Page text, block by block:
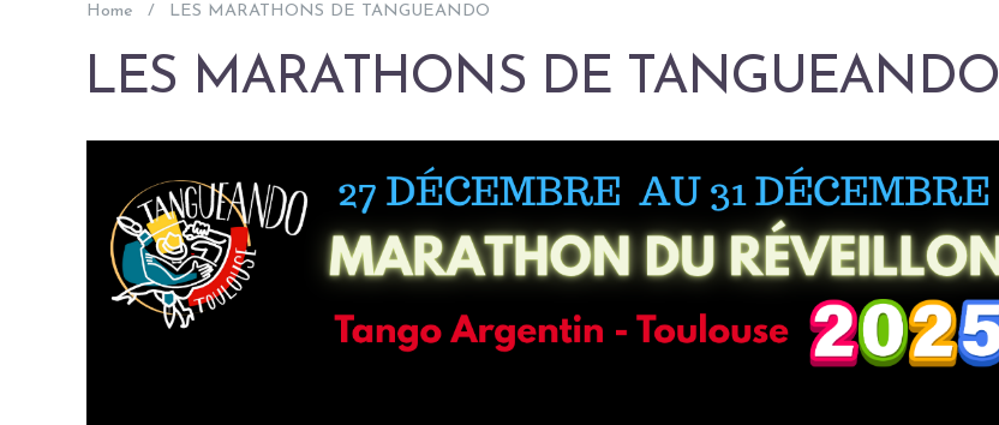
Home LES MARATHONS DE TANGUEANDO
LES MARATHONS DE TANGUEANDO